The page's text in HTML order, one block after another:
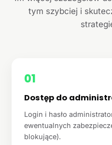
tym szybciej i
01
Dostęp do
Login i hasło
ewentualnych
blokujące).